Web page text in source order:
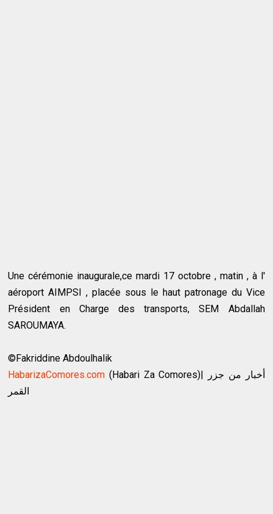
Une cérémonie inaugurale,ce mardi 17 octobre , matin , à l'
aéroport AIMPSI , placée sous le haut patronage du Vice
Président en Charge des transports, SEM Abdallah
SAROUMAYA.
©Fakriddine Abdoulhalik
HabarizaComores.com (Habari Za Comores)| أخبار من جزر
القمر